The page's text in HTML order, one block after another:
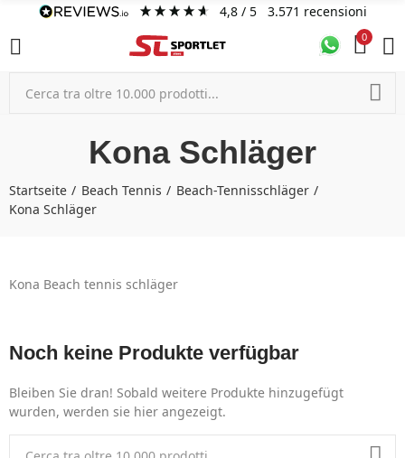
4,8/ 5 3.571 recensioni
0
Kona Schläger
Startseite Beach Tennis
Beach-Tennisschläger
Kona Schläger
Kona Beach tennis schläger
Noch keine Produkte verfügbar
Bleiben Sie dran! Sobald weitere Produkte hinzugefügt
wurden, werden sie hier angezeigt.